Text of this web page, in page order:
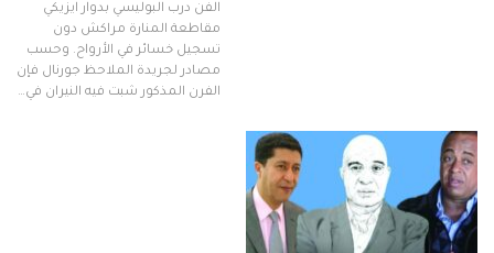
الفن درب البوليسي بدوار ايزيكي
مقاطعة المنارة مراكش دون
تسجيل خسائر في الأرواح. وحسب
مصادر لجريدة الملاحظ جورنال فإن
الفرن المذكور شبت فيه النيران في…